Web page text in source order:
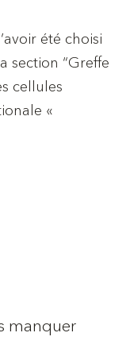
été choisi
section “Greffe
cellules
«
manquer